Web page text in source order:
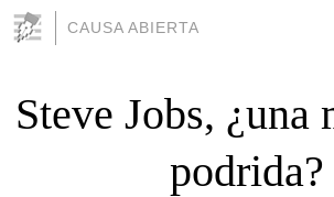
CAUSA ABIERTA
Steve Jobs, ¿una
podrida?